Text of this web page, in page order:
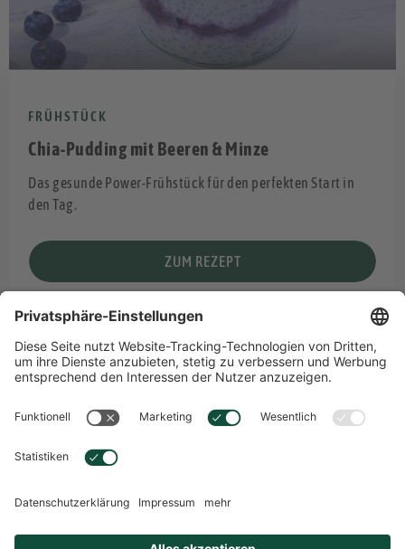
FRÜHSTÜCK
Chia-Pudding mit Beeren & Minze
Das gesunde Power-Frühstück für den perfekten Start in
den Tag.
ZUM REZEPT